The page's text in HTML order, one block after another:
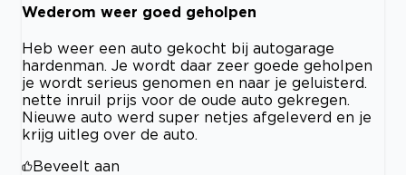
Wederom weer goed geholpen
Heb weer een auto gekocht bij autogarage
hardenman. Je wordt daar zeer goede geholpen
je wordt serieus genomen en naar je geluisterd.
nette inruil prijs voor de oude auto gekregen.
Nieuwe auto werd super netjes afgeleverd en je
krijg uitleg over de auto.
Beveelt aan